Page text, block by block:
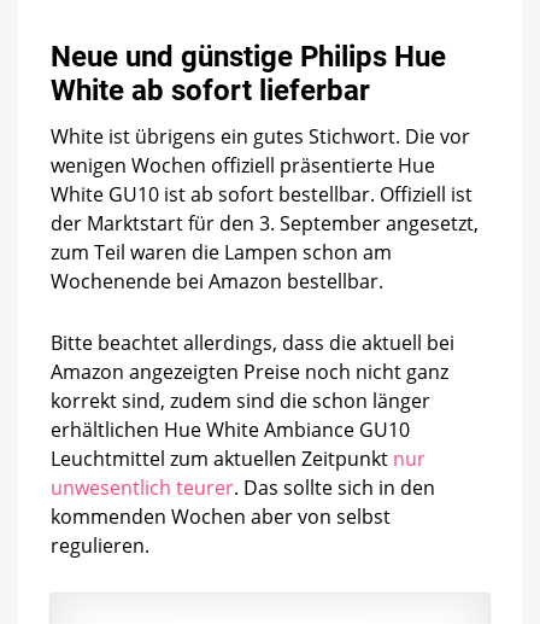
Neue und günstige Philips Hue
White ab sofort lieferbar
White ist übrigens ein gutes Stichwort. Die vor
wenigen Wochen offiziell präsentierte Hue
White GU10 ist ab sofort bestellbar. Offiziell ist
der Marktstart für den 3. September angesetzt,
zum Teil waren die Lampen schon am
Wochenende bei Amazon bestellbar.
Bitte beachtet allerdings, dass die aktuell bei
Amazon angezeigten Preise noch nicht ganz
korrekt sind, zudem sind die schon länger
erhältlichen Hue White Ambiance GU10
Leuchtmittel zum aktuellen Zeitpunkt nur
unwesentlich teurer. Das sollte sich in den
kommenden Wochen aber von selbst
regulieren.